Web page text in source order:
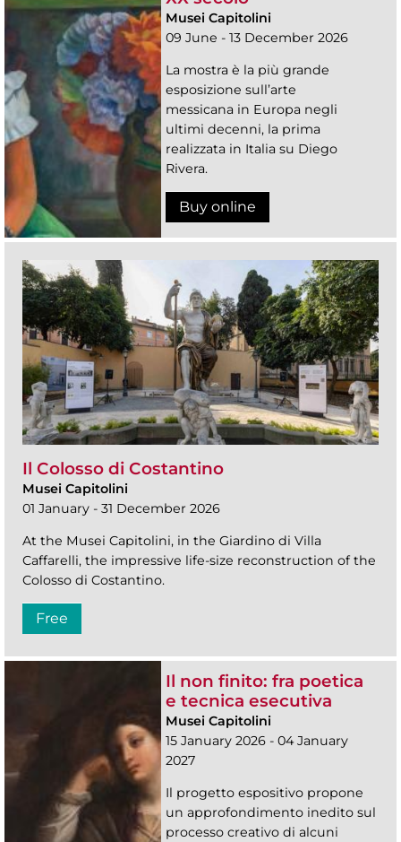
Musei Capitolini
09 June - 13 December 2026
La mostra è la più grande
esposizione sull’arte
messicana in Europa negli
ultimi decenni, la prima
realizzata in Italia su Diego
Rivera.
Buy online
Il Colosso di Costantino
Musei Capitolini
01 January - 31 December 2026
At the Musei Capitolini, in the Giardino di Villa
Caffarelli, the impressive life-size reconstruction of the
Colosso di Costantino.
Free
Il non finito: fra poetica
e tecnica esecutiva
Musei Capitolini
15 January 2026 - 04 January
2027
Il progetto espositivo propone
un approfondimento inedito sul
processo creativo di alcuni